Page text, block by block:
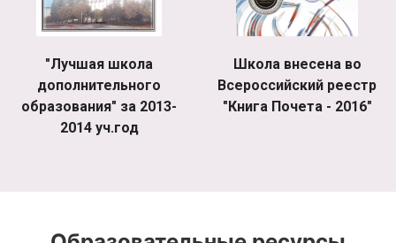
"Лучшая школа
дополнительного
образования" за 2013-
2014 уч.год
Школа внесена во
Всероссийский реестр
"Книга Почета - 2016"